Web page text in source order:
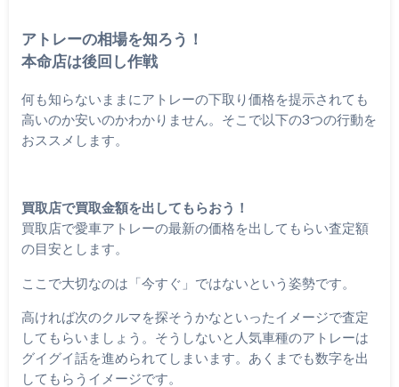
アトレーの相場を知ろう！
本命店は後回し作戦
何も知らないままにアトレーの下取り価格を提示されても
高いのか安いのかわかりません。そこで以下の3つの行動を
おススメします。
買取店で買取金額を出してもらおう！
買取店で愛車アトレーの最新の価格を出してもらい査定額
の目安とします。
ここで大切なのは「今すぐ」ではないという姿勢です。
高ければ次のクルマを探そうかなといったイメージで査定
してもらいましょう。そうしないと人気車種のアトレーは
グイグイ話を進められてしまいます。あくまでも数字を出
してもらうイメージです。